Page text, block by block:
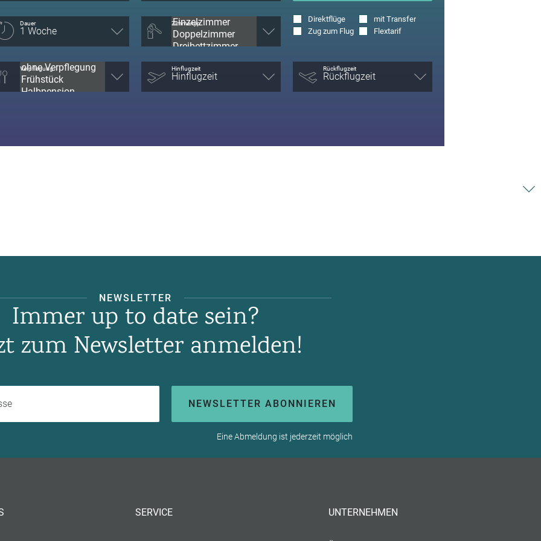
Dauer Zimmertyp Direktflüge
mit Transfer
Zug zum Flug
Flextarif
Verpflegung Hinflugzeit Rückflugzeit
NEWSLETTER
Immer up to date sein?
zum Newsletter anmelden!
Ihre E-Mail-Adresse
NEWSLETTER ABONNIEREN
Eine Abmeldung ist jederzeit möglich
SERVICE UNTERNEHMEN